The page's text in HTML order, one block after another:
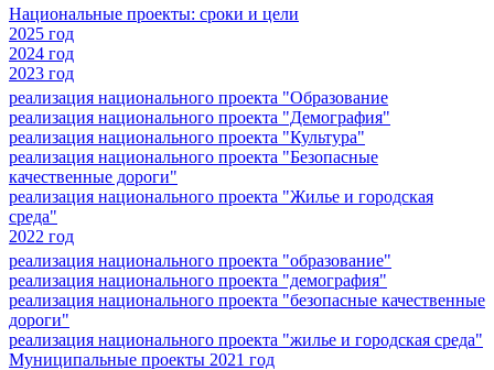
Национальные проекты: сроки и цели
2025 год
2024 год
2023 год
реализация национального проекта "Образование
реализация национального проекта "Демография"
реализация национального проекта "Культура"
реализация национального проекта "Безопасные
качественные дороги"
реализация национального проекта "Жилье и городская
среда"
2022 год
реализация национального проекта "образование"
реализация национального проекта "демография"
реализация национального проекта "безопасные качественные
дороги"
реализация национального проекта "жилье и городская среда"
Муниципальные проекты 2021 год